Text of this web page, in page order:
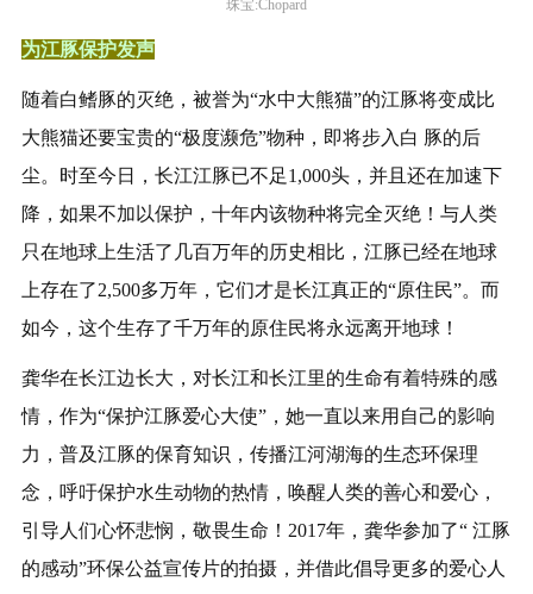
珠宝:Chopard
为江豚保护发声
随着白鳍豚的灭绝，被誉为“水中大熊猫”的江豚将变成比
大熊猫还要宝贵的“极度濒危”物种，即将步入白 豚的后
尘。时至今日，长江江豚已不足1,000头，并且还在加速下
降，如果不加以保护，十年内该物种将完全灭绝！与人类
只在地球上生活了几百万年的历史相比，江豚已经在地球
上存在了2,500多万年，它们才是长江真正的“原住民”。而
如今，这个生存了千万年的原住民将永远离开地球！
龚华在长江边长大，对长江和长江里的生命有着特殊的感
情，作为“保护江豚爱心大使”，她一直以来用自己的影响
力，普及江豚的保育知识，传播江河湖海的生态环保理
念，呼吁保护水生动物的热情，唤醒人类的善心和爱心，
引导人们心怀悲悯，敬畏生命！2017年，龚华参加了“ 江豚
的感动”环保公益宣传片的拍摄，并借此倡导更多的爱心人